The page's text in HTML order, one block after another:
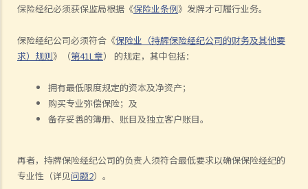
保险经纪必须获保监局根据《保险业条例》发牌才可履行业务。
保险经纪公司必须符合《保险业（持牌保险经纪公司的财务及其他要
求）规则》（第41L章） 的规定，其中包括：
拥有最低限度规定的资本及净资产；
购买专业弥偿保险；及
备存妥善的簿册、账目及独立客户账目。
再者，持牌保险经纪公司的负责人须符合最低要求以确保保险经纪的
专业性（详见问题2）。